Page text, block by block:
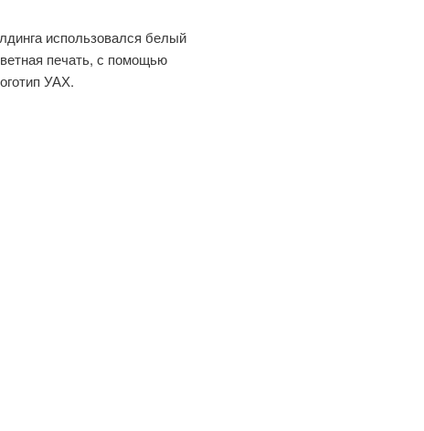
использовался белый
печать, с помощью
УАХ.